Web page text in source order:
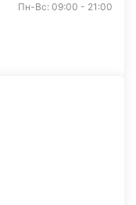
Пн-Вс: 09:00 - 21:00